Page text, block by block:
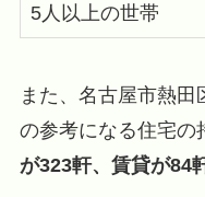
5人以上の世帯
また、名古屋市熱
の参考になる住宅の
が323軒、賃貸が84